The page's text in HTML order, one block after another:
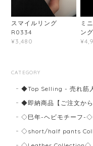
スマイルリング
R0334
¥3,480
ミ
ン
CATEGORY
◆Top Selling - 売れ筋
◆即納商品【ご注文か
◇巳年-ヘビモチーフ-◇
◇short/half pants